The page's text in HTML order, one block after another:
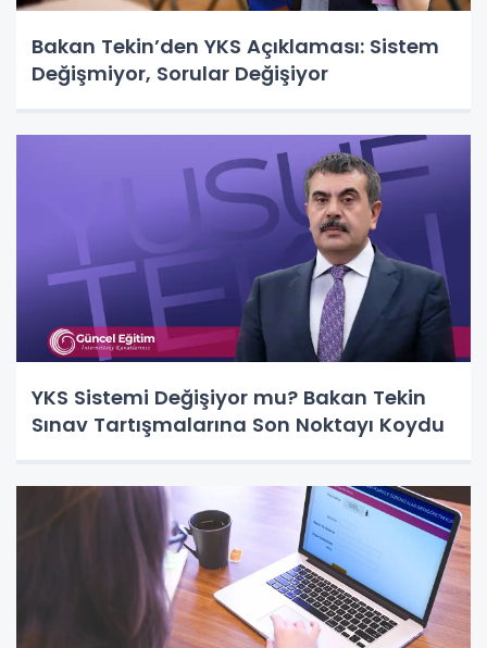
Bakan Tekin’den YKS Açıklaması: Sistem
Değişmiyor, Sorular Değişiyor
YKS Sistemi Değişiyor mu? Bakan Tekin
Sınav Tartışmalarına Son Noktayı Koydu